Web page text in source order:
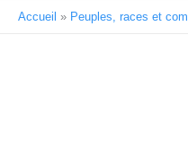
Accueil » Peuples, races et